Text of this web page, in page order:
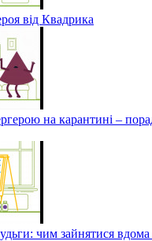
від Квадрика
на карантині –
чим зайнятися вдома